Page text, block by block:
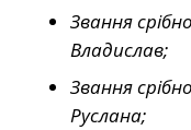
Звання
Владислав;
Звання
Руслана;